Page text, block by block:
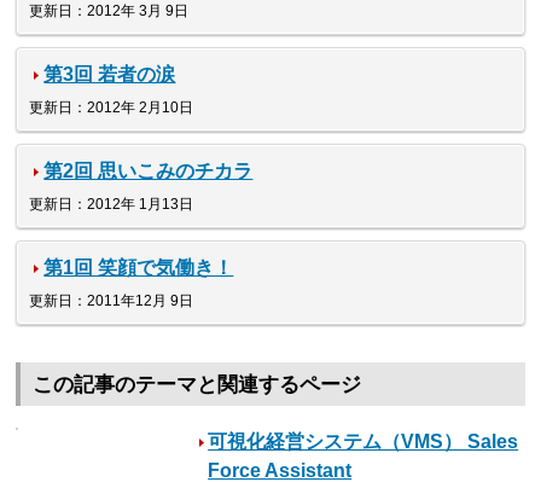
更新日：2012年 3月 9日
第3回 若者の涙
更新日：2012年 2月10日
第2回 思いこみのチカラ
更新日：2012年 1月13日
第1回 笑顔で気働き！
更新日：2011年12月 9日
この記事のテーマと関連するページ
可視化経営システム（VMS） Sales
Force Assistant